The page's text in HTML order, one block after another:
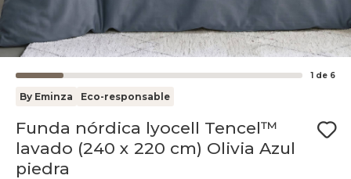
1 de 6
By Eminza Eco-responsable
Funda nórdica lyocell Tencel™
lavado (240 x 220 cm) Olivia Azul
piedra